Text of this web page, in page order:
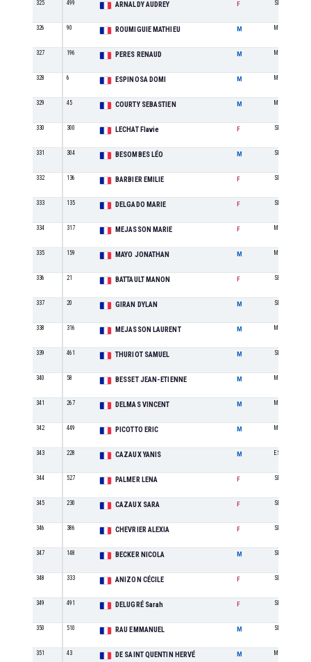
325 499 ARNALDY AUDREY F SE
326 90 ROUMIGUIE MATHIEU M M1
327 196 PERES RENAUD M M1
328 6 ESPINOSA DOMI M M5
329 45 COURTY SEBASTIEN M M1
330 300 LECHAT Flavie F SE
331 304 BESOMBES LÉO M SE
332 136 BARBIER EMILIE F SE
333 135 DELGADO MARIE F SE
334 317 MEJASSON MARIE F M5
335 159 MAYO JONATHAN M M0
336 21 BATTAULT MANON F SE
337 20 GIRAN DYLAN M SE
338 316 MEJASSON LAURENT M M5
339 461 THURIOT SAMUEL M SE
340 58 BESSET JEAN-ETIENNE M M1
341 267 DELMAS VINCENT M M2
342 449 PICOTTO ERIC M M2
343 228 CAZAUX YANIS M ES
344 527 PALMER LENA F SE
345 230 CAZAUX SARA F SE
346 386 CHEVRIER ALEXIA F SE
347 148 BECKER NICOLA M SE
348 333 ANIZON CÉCILE F SE
349 491 DELUGRÉ Sarah F SE
350 510 RAU EMMANUEL M SE
351 43 DE SAINT QUENTIN HERVÉ M M6